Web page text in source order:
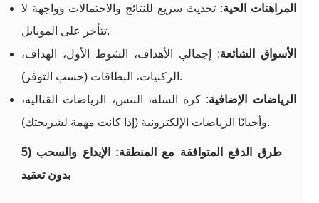
المراهنات الحية: تحديث سريع للنتائج والاحتمالات وواجهة لا
تتأخر على الموبايل.
الأسواق الشائعة: إجمالي الأهداف، الشوط الأول، الهداف،
الركنيات، البطاقات (حسب التوفر).
الرياضات الإضافية: كرة السلة، التنس، الرياضات القتالية،
وأحيانًا الرياضات الإلكترونية (إذا كانت مهمة لشريحتك).
5) طرق الدفع المتوافقة مع المنطقة: الإيداع والسحب
بدون تعقيد